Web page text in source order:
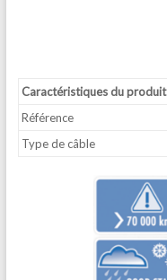
Caractéristiques du produit
Référence
Type de câble